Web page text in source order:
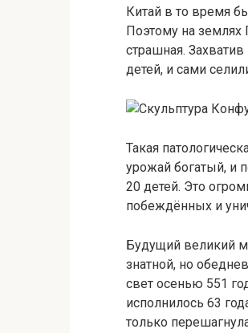
Китай в то время
Поэтому на
страшная.
детей, и сами
Такая
урожай богатый, и
20 детей. Это
побеждённых и
Будущий великий
знатной, но
свет осенью 551
исполнилось 63
только